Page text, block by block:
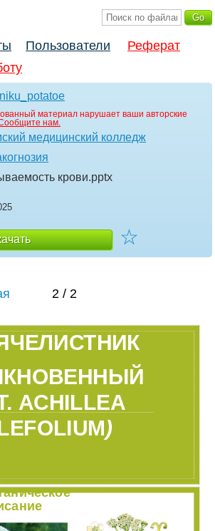
Пользователи
Реферат
niku_potatoe
материал нарушает ваши авторские
нам.
медицинский колледж
крови.pptx
☆
2 / 2
ACHILLEA
)